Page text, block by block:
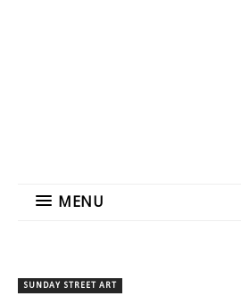
MENU
SUNDAY STREET ART